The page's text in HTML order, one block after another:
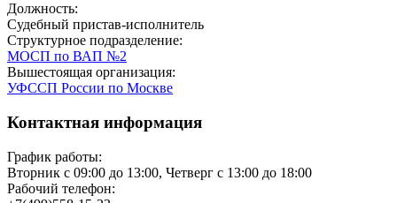
Должность:
Судебный пристав-исполнитель
Структурное подразделение:
МОСП по ВАП №2
Вышестоящая организация:
УФССП России по Москве
Контактная информация
График работы:
Вторник с 09:00 до 13:00, Четверг с 13:00 до 18:00
Рабочий телефон: